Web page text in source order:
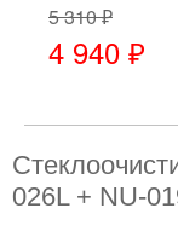
5 310 ₽
4 940 ₽
026L + NU-